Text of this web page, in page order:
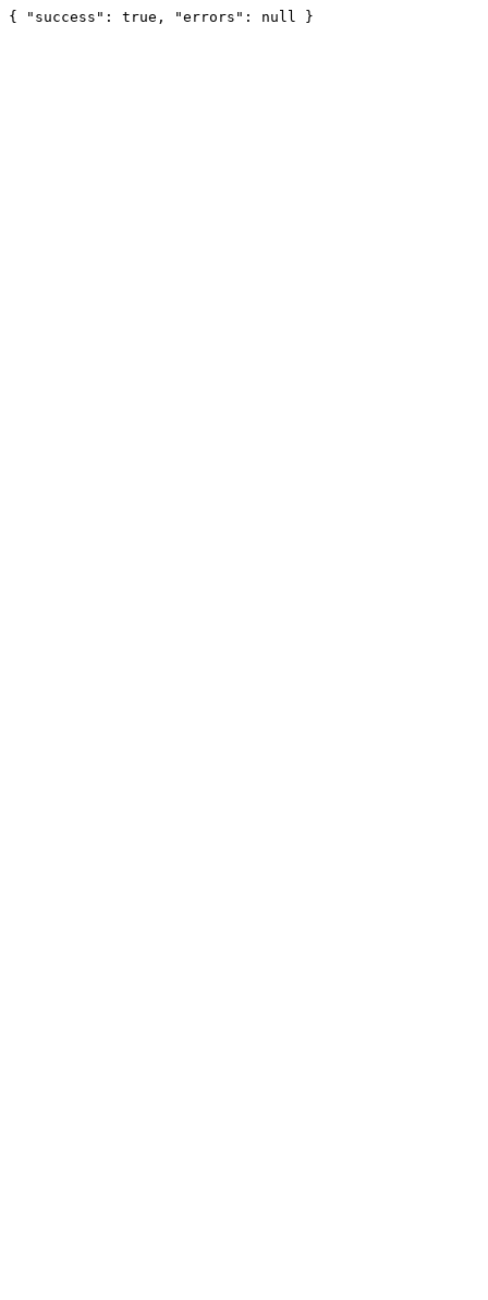
{ "success": true, "errors": null }